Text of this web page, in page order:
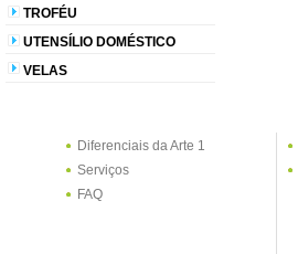
TROFÉU
UTENSÍLIO DOMÉSTICO
VELAS
Diferenciais da Arte 1
Serviços
FAQ